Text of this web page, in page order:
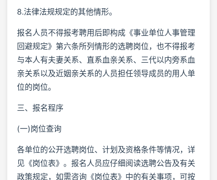
8.法律法规规定的其他情形。
报名人员不得报考聘用后即构成《事业单位人事管理
回避规定》第六条所列情形的选聘岗位，也不得报考
与本人有夫妻关系、直系血亲关系、三代以内旁系血
亲关系以及近姻亲关系的人员担任领导成员的用人单
位的岗位。
三、报名程序
(一)岗位查询
各单位的公开选聘岗位、计划及资格条件等情况，详
见《岗位表》。报名人员应仔细阅读选聘公告及有关
政策规定，如需咨询《岗位表》中的有关事项，可按